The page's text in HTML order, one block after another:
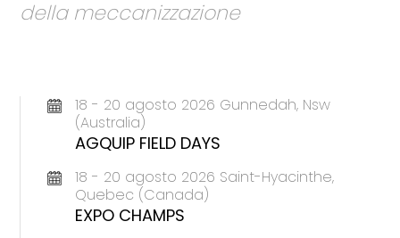
della meccanizzazione
18 - 20 agosto 2026 Gunnedah, Nsw
(Australia)
AGQUIP FIELD DAYS
18 - 20 agosto 2026 Saint-Hyacinthe,
Quebec (Canada)
EXPO CHAMPS